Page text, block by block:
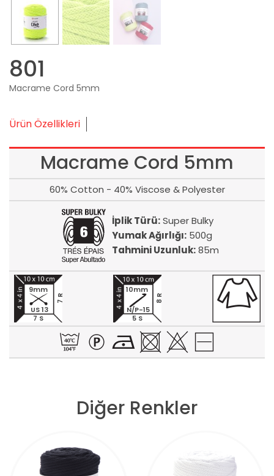
801
Macrame Cord 5mm
Ürün Özellikleri
Macrame Cord 5mm
60% Cotton - 40% Viscose & Polyester
İplik Türü:Super Bulky
Yumak Ağırlığı:500g
Tahmini Uzunluk:85m
7 S
7 R
9mm
US 13
5 S
8 R
10mm
N/P-15
Diğer Renkler